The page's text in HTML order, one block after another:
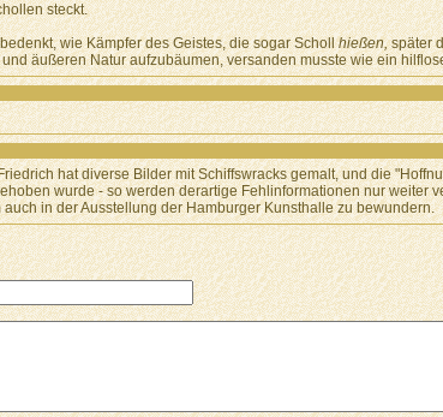
steckt.
wie Kämpfer des Geistes, die sogar Schollhießen,später
äußeren Natur aufzubäumen, versanden musste wie ein
hat diverse Bilder mit Schiffswracks gemalt, und die
wurde - so werden derartige Fehlinformationen nur weiter
in der Ausstellung der Hamburger Kunsthalle zu bewundern.